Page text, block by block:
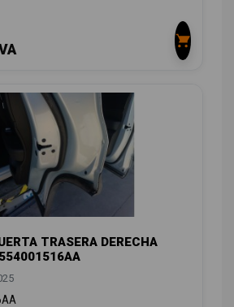
TRASERA DERECHA